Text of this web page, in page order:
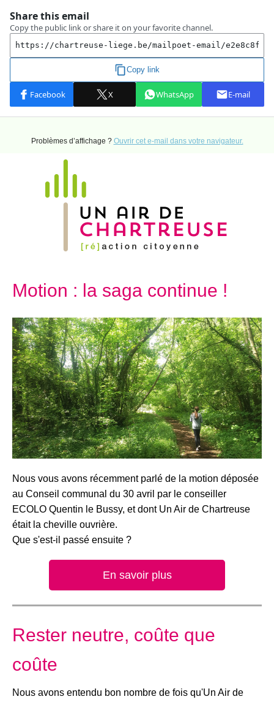
Problèmes d’affichage ? Ouvrir cet e-mail dans votre navigateur.
Motion : la saga continue !
Nous vous avons récemment parlé de la motion déposée
au Conseil communal du 30 avril par le conseiller
ECOLO Quentin le Bussy, et dont Un Air de Chartreuse
était la cheville ouvrière.
Que s'est-il passé ensuite ?
En savoir plus
Rester neutre, coûte que
coûte
Nous avons entendu bon nombre de fois qu'Un Air de